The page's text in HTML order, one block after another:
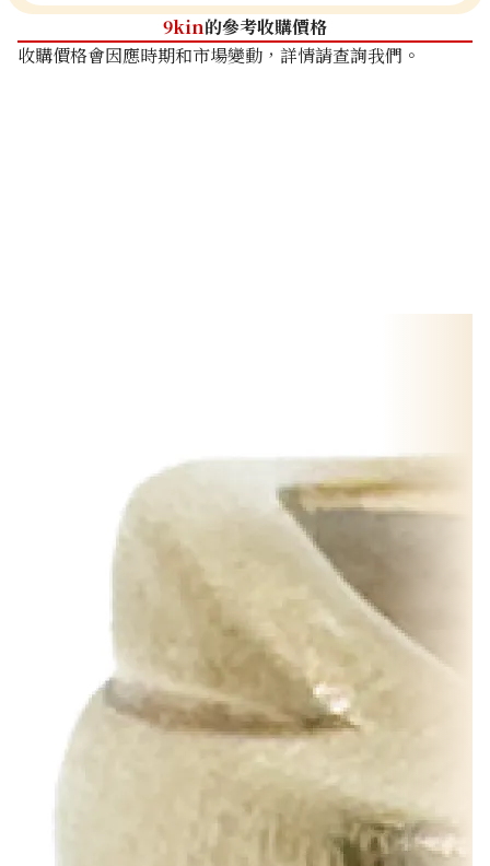
9kin的參考收購價格
收購價格會因應時期和市場變動，詳情請查詢我們。